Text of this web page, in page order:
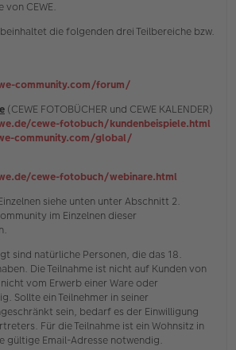
von CEWE.
die folgenden drei Teilbereiche bzw.
community.com/forum/
(CEWE FOTOBÜCHER und CEWE KALENDER)
cewe-fotobuch/kundenbeispiele.html
community.com/global/
cewe-fotobuch/webinare.html
siehe unten unter Abschnitt 2.
im Einzelnen dieser
sind natürliche Personen, die das 18.
Die Teilnahme ist nicht auf Kunden von
vom Erwerb einer Ware oder
Sollte ein Teilnehmer in seiner
sein, bedarf es der Einwilligung
Für die Teilnahme ist ein Wohnsitz in
gültige Email-Adresse notwendig.